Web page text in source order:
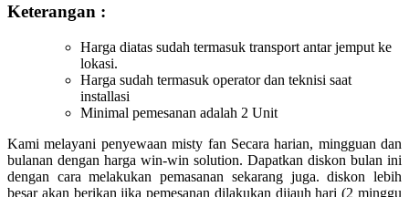
Keterangan :
Harga diatas sudah termasuk transport antar jemput ke
lokasi.
Harga sudah termasuk operator dan teknisi saat
installasi
Minimal pemesanan adalah 2 Unit
Kami melayani penyewaan misty fan Secara harian, mingguan dan
bulanan dengan harga win-win solution. Dapatkan diskon bulan ini
dengan cara melakukan pemasanan sekarang juga. diskon lebih
besar akan berikan jika pemesanan dilakukan dijauh hari (2 minggu